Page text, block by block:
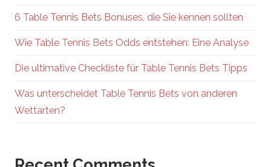
6 Table Tennis Bets Bonuses, die Sie kennen sollten
Wie Table Tennis Bets Odds entstehen: Eine Analyse
Die ultimative Checkliste für Table Tennis Bets Tipps
Was unterscheidet Table Tennis Bets von anderen
Wettarten?